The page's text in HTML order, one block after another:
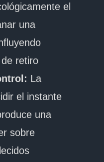
el
una
retiro
La
el instante
una
sobre